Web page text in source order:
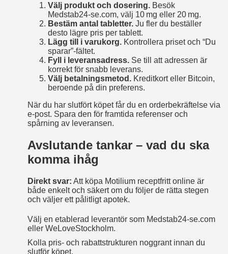
Välj produkt och dosering.Besök
Medstab24‑se.com, välj 10 mg eller 20 mg.
Bestäm antal tabletter.Ju fler du beställer
desto lägre pris per tablett.
Lägg till i varukorg.Kontrollera priset och “Du
sparar”‑fältet.
Fyll i leveransadress.Se till att adressen är
korrekt för snabb leverans.
Välj betalningsmetod.Kreditkort eller Bitcoin,
beroende på din preferens.
När du har slutfört köpet får du en orderbekräftelse via
e‑post. Spara den för framtida referenser och
spårning av leveransen.
Avslutande tankar – vad du ska
komma ihåg
Direkt svar: Att köpa Motilium receptfritt online är
både enkelt och säkert om du följer de rätta stegen
och väljer ett pålitligt apotek.
Välj en etablerad leverantör som Medstab24‑se.com
eller WeLoveStockholm.
Kolla pris- och rabattstrukturen noggrant innan du
slutför köpet.